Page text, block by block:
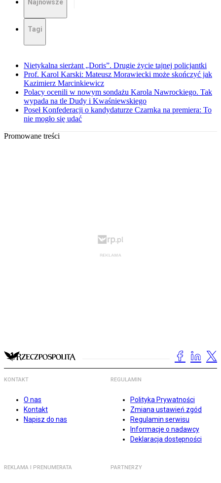
Najnowsze
Tagi
Nietykalna sierżant „Doris”. Drugie życie tajnej policjantki
Prof. Karol Karski: Mateusz Morawiecki może skończyć jak
Kazimierz Marcinkiewicz
Polacy ocenili w nowym sondażu Karola Nawrockiego. Tak
wypada na tle Dudy i Kwaśniewskiego
Poseł Konfederacji o kandydaturze Czarnka na premiera: To
nie mogło się udać
Promowane treści
KONTAKT
O nas
Kontakt
Napisz do nas
REGULAMIN
Polityka Prywatności
Zmiana ustawień zgód
Regulamin serwisu
Informacje o nadawcy
Deklaracja dostępności
REKLAMA I PRENUMERATA PARTNERZY